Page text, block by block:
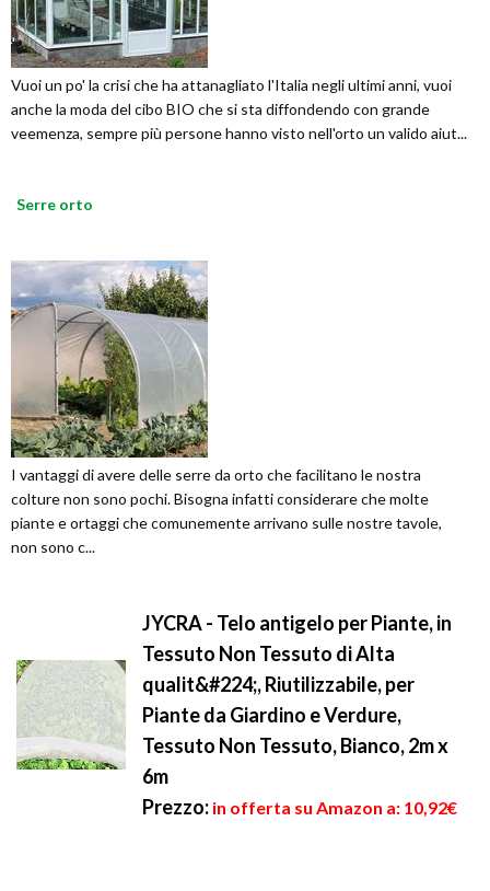
Vuoi un po' la crisi che ha attanagliato l'Italia negli ultimi anni, vuoi
anche la moda del cibo BIO che si sta diffondendo con grande
veemenza, sempre più persone hanno visto nell'orto un valido aiut...
Serre orto
I vantaggi di avere delle serre da orto che facilitano le nostra
colture non sono pochi. Bisogna infatti considerare che molte
piante e ortaggi che comunemente arrivano sulle nostre tavole,
non sono c...
JYCRA - Telo antigelo per Piante, in
Tessuto Non Tessuto di Alta
qualit&#224;, Riutilizzabile, per
Piante da Giardino e Verdure,
Tessuto Non Tessuto, Bianco, 2m x
6m
Prezzo: in offerta su Amazon a: 10,92€